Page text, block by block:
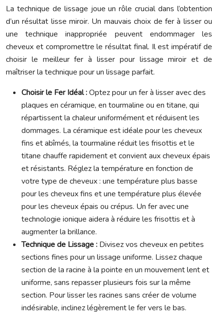
La technique de lissage joue un rôle crucial dans l’obtention
d’un résultat lisse miroir. Un mauvais choix de fer à lisser ou
une technique inappropriée peuvent endommager les
cheveux et compromettre le résultat final. Il est impératif de
choisir le meilleur fer à lisser pour lissage miroir et de
maîtriser la technique pour un lissage parfait.
Choisir le Fer Idéal :Optez pour un fer à lisser avec des
plaques en céramique, en tourmaline ou en titane, qui
répartissent la chaleur uniformément et réduisent les
dommages. La céramique est idéale pour les cheveux
fins et abîmés, la tourmaline réduit les frisottis et le
titane chauffe rapidement et convient aux cheveux épais
et résistants. Réglez la température en fonction de
votre type de cheveux : une température plus basse
pour les cheveux fins et une température plus élevée
pour les cheveux épais ou crépus. Un fer avec une
technologie ionique aidera à réduire les frisottis et à
augmenter la brillance.
Technique de Lissage : Divisez vos cheveux en petites
sections fines pour un lissage uniforme. Lissez chaque
section de la racine à la pointe en un mouvement lent et
uniforme, sans repasser plusieurs fois sur la même
section. Pour lisser les racines sans créer de volume
indésirable, inclinez légèrement le fer vers le bas.